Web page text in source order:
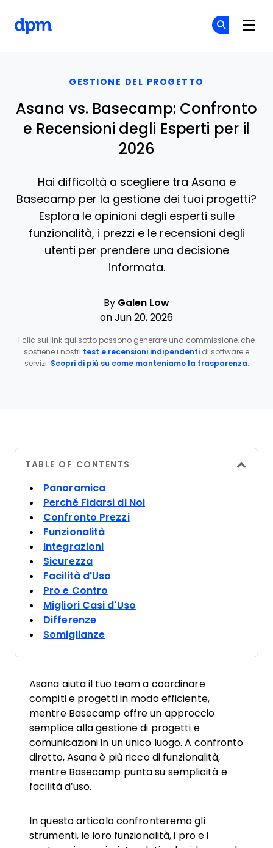
GESTIONE DEL PROGETTO
Asana vs. Basecamp: Confronto
e Recensioni degli Esperti per il
2026
Hai difficoltà a scegliere tra Asana e
Basecamp per la gestione dei tuoi progetti?
Esplora le opinioni degli esperti sulle
funzionalità, i prezzi e le recensioni degli
utenti per prendere una decisione
informata.
By Galen Low
on Jun 20, 2026
I clic sui link qui sotto possono generare una commissione, che
sostiene i nostri test e recensioni indipendenti di software e
servizi. Scopri di più su come manteniamo la trasparenza.
TABLE OF CONTENTS
Panoramica
Perché Fidarsi di Noi
Confronto Prezzi
Funzionalità
Integrazioni
Sicurezza
Facilità d'Uso
Pro e Contro
Migliori Casi d'Uso
Differenze
Somiglianze
Asana aiuta il tuo team a coordinare
compiti e progetti in modo efficiente,
mentre Basecamp offre un approccio
semplice alla gestione di progetti e
comunicazioni in un unico luogo. A confronto
diretto, Asana è più ricco di funzionalità,
mentre Basecamp punta su semplicità e
facilità d’uso.
In questo articolo confronteremo gli
strumenti, le loro funzionalità, i pro e i